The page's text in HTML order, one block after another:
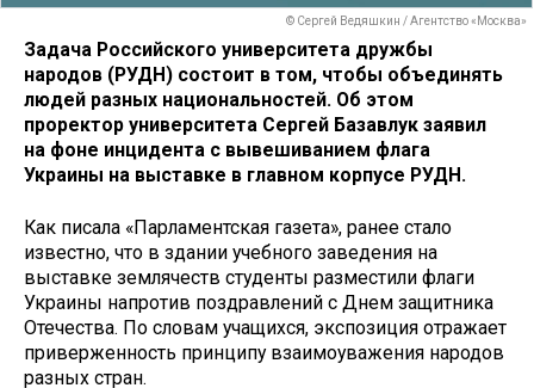
© Сергей Ведяшкин / Агентство «Москва»
Задача Российского университета дружбы
народов (РУДН) состоит в том, чтобы объединять
людей разных национальностей. Об этом
проректор университета Сергей Базавлук заявил
на фоне инцидента с вывешиванием флага
Украины на выставке в главном корпусе РУДН.
Как писала «Парламентская газета», ранее стало
известно, что в здании учебного заведения на
выставке землячеств студенты разместили флаги
Украины напротив поздравлений с Днем защитника
Отечества. По словам учащихся, экспозиция отражает
приверженность принципу взаимоуважения народов
разных стран.